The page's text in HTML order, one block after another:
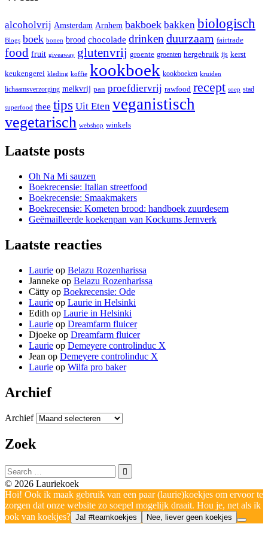
alcoholvrij Amsterdam Arnhem bakboek bakken biologisch
Blogs boek bonen brood chocolade drinken duurzaam fairtrade
food fruit giveaway glutenvrij groente groenten hergebruik ijs kerst
keukengerei kleding koffie kookboek kookboeken kruiden
lichaamsverzorging melkvrij pan proefdiervrij rawfood recept soep stad
superfood thee tips Uit Eten veganistisch
vegetarisch webshop winkels
Laatste posts
Oh Na Mi sauzen
Boekrecensie: Italian streetfood
Boekrecensie: Smaakmakers
Boekrecensie: Kometen brood: handboek zuurdesem
Geëmailleerde koekenpan van Kockums Jernverk
Laatste reacties
Laurie op Belazu Rozenharissa
Janneke op Belazu Rozenharissa
Cätty op Boekrecensie: Ode
Laurie op Laurie in Helsinki
Edith op Laurie in Helsinki
Laurie op Dreamfarm fluicer
Djoeke op Dreamfarm fluicer
Laurie op Demeyere controlinduc X
Jean op Demeyere controlinduc X
Laurie op Wilfa pro baker
Archief
Archief
Zoek
© 2026 Lauriekoek
Hoi! Ook ik maak gebruik van een paar (laurie)koekjes om ervoor te
zorgen dat onze website zo soepel mogelijk draait. Hou je, net als ik
ook van koekjes? Ja! #teamkoekjes Nee, liever geen koekjes